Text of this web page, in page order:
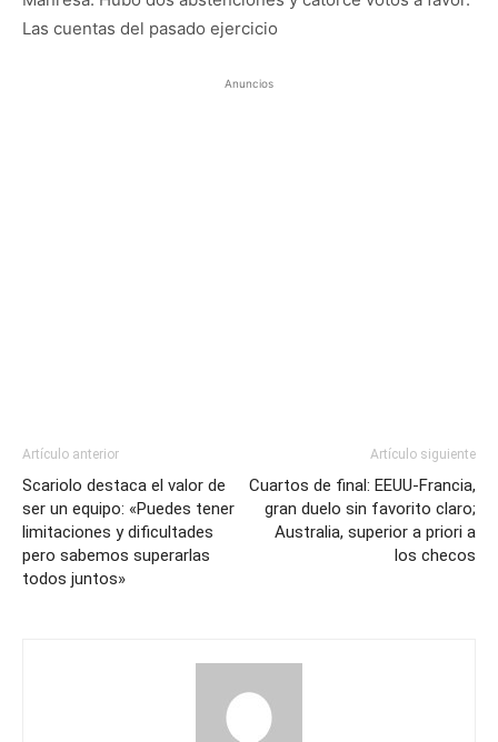
Las cuentas del pasado ejercicio
Anuncios
Artículo anterior
Scariolo destaca el valor de
ser un equipo: «Puedes tener
limitaciones y dificultades
pero sabemos superarlas
todos juntos»
Artículo siguiente
Cuartos de final: EEUU-Francia,
gran duelo sin favorito claro;
Australia, superior a priori a
los checos